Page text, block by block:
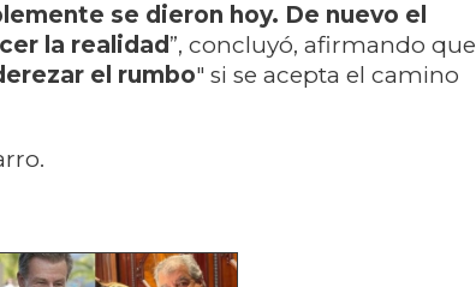
se dieron hoy. De nuevo el
la realidad ”, concluyó, afirmando que
el rumbo" si se acepta el camino